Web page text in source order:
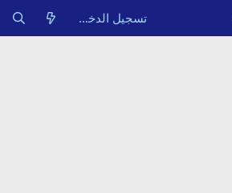
تسجيل الدخول